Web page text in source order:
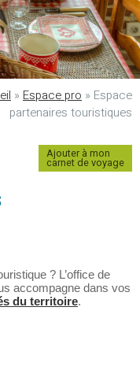
» Espace pro » Espace
partenaires touristiques
Ajouter à mon
carnet de voyage
? L’office de
accompagne dans vos
du territoire.